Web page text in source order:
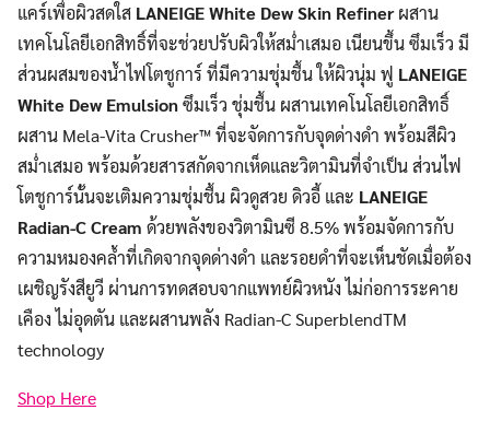
แคร์เพื่อผิวสดใส LANEIGE White Dew Skin Refinerผสาน
เทคโนโลยีเอกสิทธิ์ที่จะช่วยปรับผิวให้สม่ำเสมอ เนียนขึ้น ซึมเร็ว มี
ส่วนผสมของน้ำไฟโตชูการ์ ที่มีความชุ่มชื้น ให้ผิวนุ่ม ฟู LANEIGE
White Dew Emulsionซึมเร็ว ชุ่มชื้น ผสานเทคโนโลยีเอกสิทธิ์
ผสาน Mela-Vita Crusher™ ที่จะจัดการกับจุดด่างดำ พร้อมสีผิว
สม่ำเสมอ พร้อมด้วยสารสกัดจากเห็ดและวิตามินที่จำเป็น ส่วนไฟ
โตชูการ์นั้นจะเติมความชุ่มชื้น ผิวดูสวย ดิวอี้ และ LANEIGE
Radian-C Cream ด้วยพลังของวิตามินซี 8.5% พร้อมจัดการกับ
ความหมองคล้ำที่เกิดจากจุดด่างดำ และรอยดำที่จะเห็นชัดเมื่อต้อง
เผชิญรังสียูวี ผ่านการทดสอบจากแพทย์ผิวหนัง ไม่ก่อการระคาย
เคือง ไม่อุดตัน และผสานพลัง Radian-C SuperblendTM
technology
Shop Here